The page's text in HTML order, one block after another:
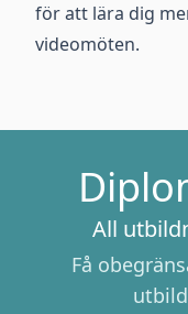
för att lära dig
videomöten.
All
Få